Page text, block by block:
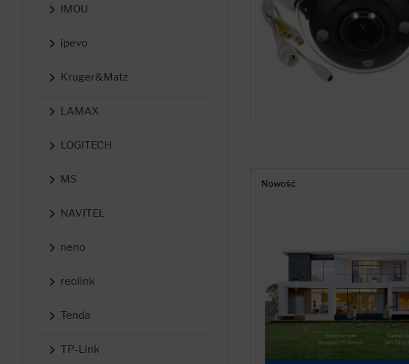
 IMOU
 ipevo
 Kruger&Matz
 LAMAX
 LOGITECH
 MS
 NAVITEL
 neno
 reolink
 Tenda
 TP-Link
Nowość